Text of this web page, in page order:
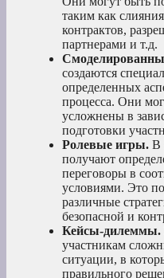
таким как
контрактов,
партнерами и т.д.
создаются
определенных
процесса. Они
усложнены в
подготовки
Ролевые игры. В
получают
переговоры в
условиями. Это
различные
безопасной и
Кейсы-дилеммы.
участникам
ситуации, в
правильного